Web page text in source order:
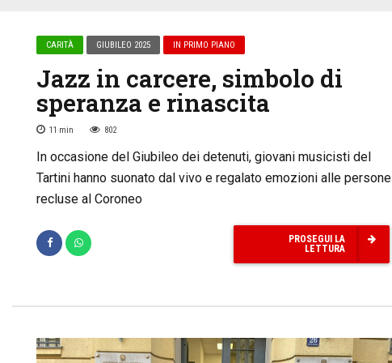
CARITÀ GIUBILEO 2025 IN PRIMO PIANO
Jazz in carcere, simbolo di
speranza e rinascita
11 min 802
In occasione del Giubileo dei detenuti, giovani musicisti del
Tartini hanno suonato dal vivo e regalato emozioni alle persone
recluse al Coroneo
PROSEGUI LA
LETTURA